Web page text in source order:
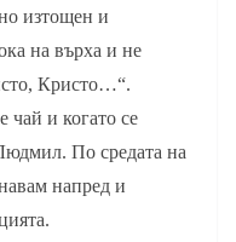
изтощен и
на върха и не
Кристо…“.
и когато се
По средата на
напред и